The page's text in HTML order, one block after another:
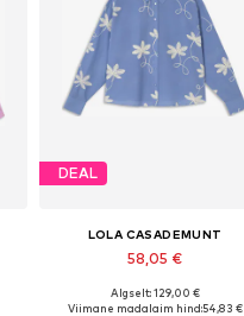
DEAL
LOLA CASADEMUNT
58,05 €
Algselt: 129,00 €
Viimane madalaim hind:54,83 €